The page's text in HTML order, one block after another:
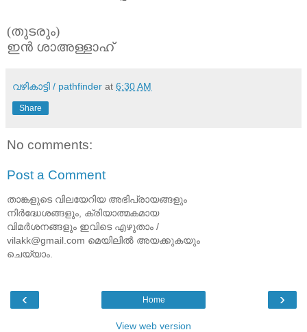
(തുടരും)
ഇൻ ശാഅള്ളാഹ്
വഴികാട്ടി / pathfinder at 6:30 AM
Share
No comments:
Post a Comment
താങ്കളുടെ വിലയേറിയ അഭിപ്രായങ്ങളും
നിര്‍ദ്ധേശങ്ങളും, ക്രിയാത്മകമായ
വിമര്‍ശനങ്ങളും ഇവിടെ എഴുതാം /
vilakk@gmail.com മെയിലില്‍ അയക്കുകയും
ചെയ്യാം.
‹ ›
Home
View web version